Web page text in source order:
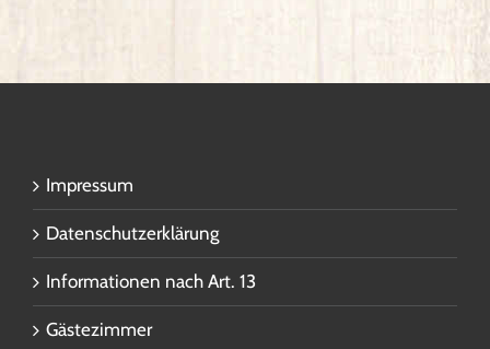
Impressum
Datenschutzerklärung
Informationen nach Art. 13
Gästezimmer